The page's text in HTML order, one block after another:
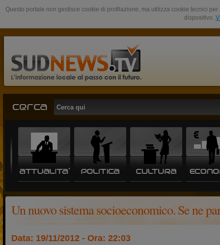
Questo portale non gestisce cookie di profilazione, ma utilizza cookie tecnici
dispositivo.
Un nuovo sistema socioeconomico. Se ne
Data: 19/11/2012 - Ora: 22:03